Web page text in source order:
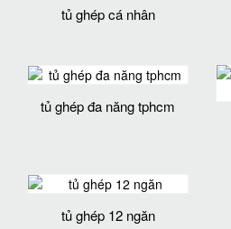
tủ ghép cá nhân
tủ ghép đa năng tphcm
tủ ghép 12 ngăn